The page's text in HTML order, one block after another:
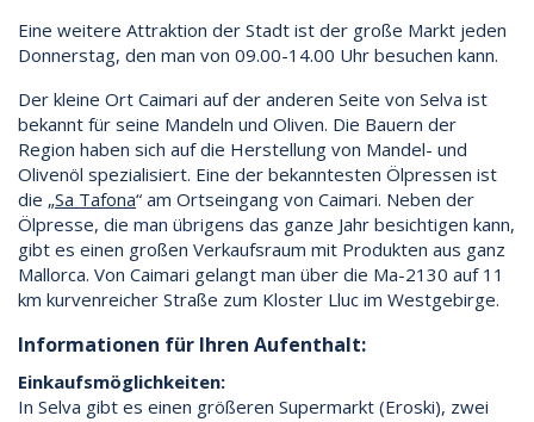
Eine weitere Attraktion der Stadt ist der große Markt jeden
Donnerstag, den man von 09.00-14.00 Uhr besuchen kann.
Der kleine Ort Caimari auf der anderen Seite von Selva ist
bekannt für seine Mandeln und Oliven. Die Bauern der
Region haben sich auf die Herstellung von Mandel- und
Olivenöl spezialisiert. Eine der bekanntesten Ölpressen ist
die „Sa Tafona“ am Ortseingang von Caimari. Neben der
Ölpresse, die man übrigens das ganze Jahr besichtigen kann,
gibt es einen großen Verkaufsraum mit Produkten aus ganz
Mallorca. Von Caimari gelangt man über die Ma-2130 auf 11
km kurvenreicher Straße zum Kloster Lluc im Westgebirge.
Informationen für Ihren Aufenthalt:
Einkaufsmöglichkeiten:
In Selva gibt es einen größeren Supermarkt (Eroski), zwei